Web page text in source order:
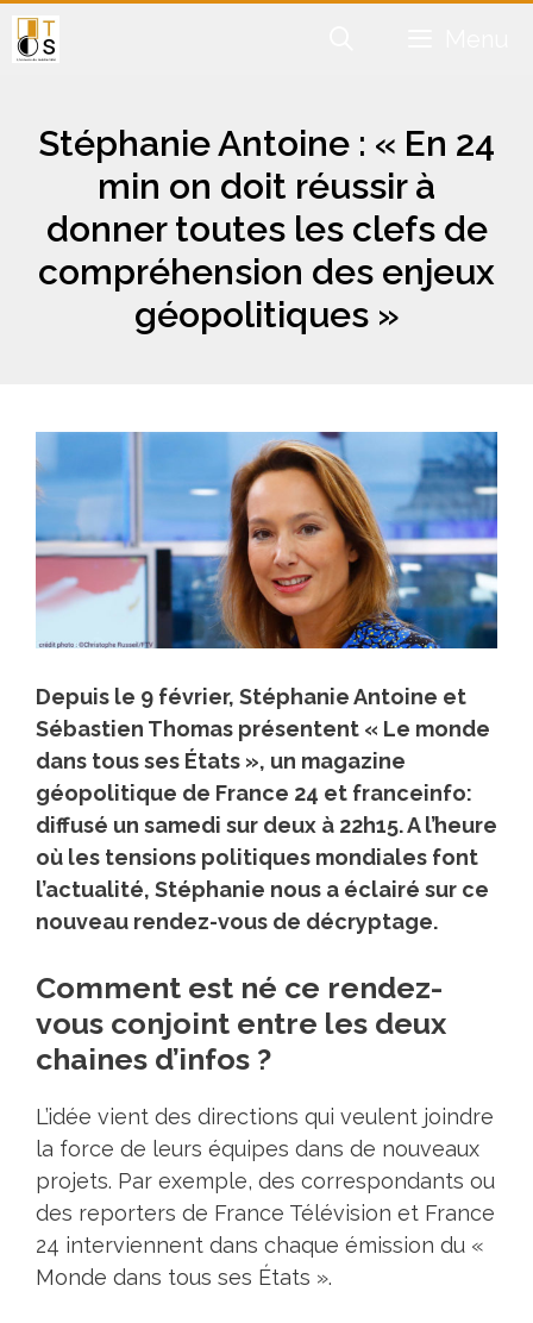
Aller
au
Stéphanie Antoine : « En 24
min on doit réussir à
donner toutes les clefs de
compréhension des enjeux
géopolitiques »
Depuis le 9 février, Stéphanie Antoine et
Sébastien Thomas présentent « Le monde
dans tous ses États », un magazine
géopolitique de France 24 et franceinfo:
diffusé un samedi sur deux à 22h15. A l’heure
où les tensions politiques mondiales font
l’actualité, Stéphanie nous a éclairé sur ce
nouveau rendez-vous de décryptage.
Comment est né ce rendez-
vous conjoint entre les deux
chaines d’infos ?
L’idée vient des directions qui veulent joindre
la force de leurs équipes dans de nouveaux
projets. Par exemple, des correspondants ou
des reporters de France Télévision et France
24 interviennent dans chaque émission du «
Monde dans tous ses États ».